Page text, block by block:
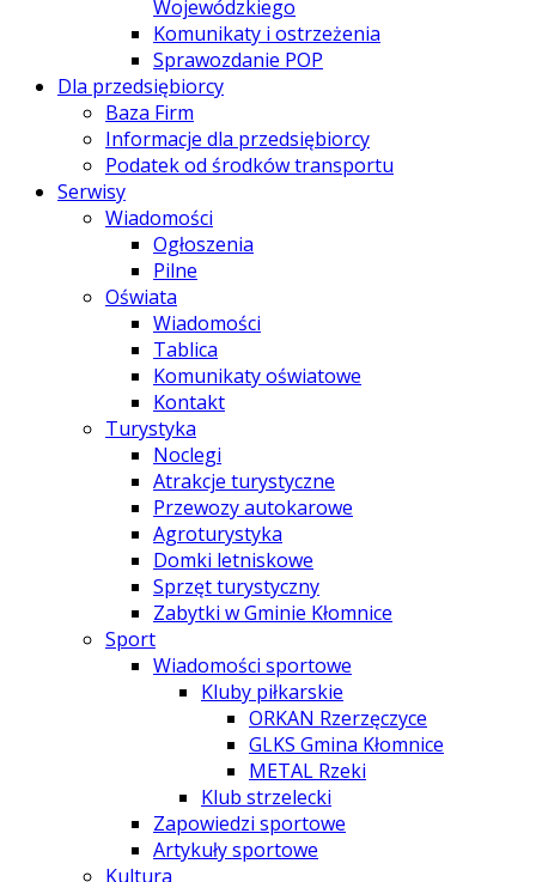
Wojewódzkiego
Komunikaty i ostrzeżenia
Sprawozdanie POP
Dla przedsiębiorcy
Baza Firm
Informacje dla przedsiębiorcy
Podatek od środków transportu
Serwisy
Wiadomości
Ogłoszenia
Pilne
Oświata
Wiadomości
Tablica
Komunikaty oświatowe
Kontakt
Turystyka
Noclegi
Atrakcje turystyczne
Przewozy autokarowe
Agroturystyka
Domki letniskowe
Sprzęt turystyczny
Zabytki w Gminie Kłomnice
Sport
Wiadomości sportowe
Kluby piłkarskie
ORKAN Rzerzęczyce
GLKS Gmina Kłomnice
METAL Rzeki
Klub strzelecki
Zapowiedzi sportowe
Artykuły sportowe
Kultura